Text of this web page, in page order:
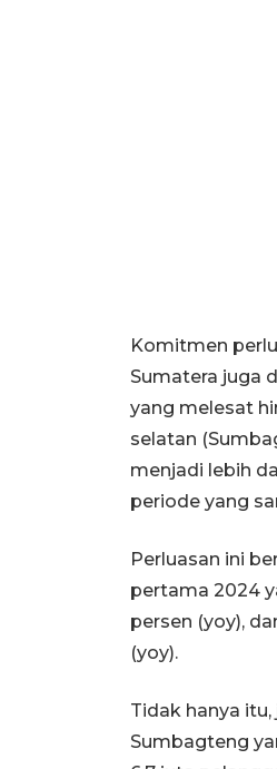
Komitmen
Sumatera juga
yang melesat
selatan
menjadi lebih
periode yang
Perluasan ini
pertama 2024
persen (yoy),
(yoy).
Tidak hanya
Sumbagteng